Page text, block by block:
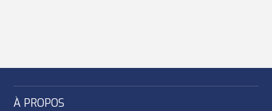
À PROPOS